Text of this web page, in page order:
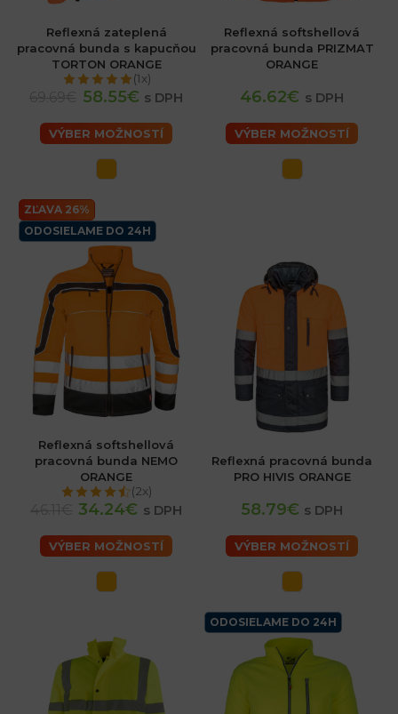
Reflexná zateplená
pracovná bunda s kapucňou
TORTON ORANGE
(1x)
58.55€ s DPH
VÝBER MOŽNOSTÍ
Reflexná softshellová
pracovná bunda PRIZMAT
ORANGE
46.62€ s DPH
VÝBER MOŽNOSTÍ
ZĽAVA 26%
ODOSIELAME DO 24H
Reflexná softshellová
pracovná bunda NEMO
ORANGE
(2x)
34.24€ s DPH
VÝBER MOŽNOSTÍ
Reflexná pracovná bunda
PRO HIVIS ORANGE
58.79€ s DPH
VÝBER MOŽNOSTÍ
ODOSIELAME DO 24H